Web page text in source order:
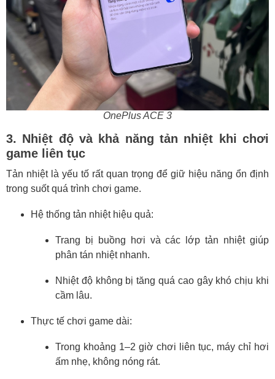
OnePlus ACE 3
3. Nhiệt độ và khả năng tản nhiệt khi chơi
game liên tục
Tản nhiệt là yếu tố rất quan trọng để giữ hiệu năng ổn định
trong suốt quá trình chơi game.
Hệ thống tản nhiệt hiệu quả:
Trang bị buồng hơi và các lớp tản nhiệt giúp
phân tán nhiệt nhanh.
Nhiệt độ không bị tăng quá cao gây khó chịu khi
cầm lâu.
Thực tế chơi game dài:
Trong khoảng 1–2 giờ chơi liên tục, máy chỉ hơi
ấm nhẹ, không nóng rát.